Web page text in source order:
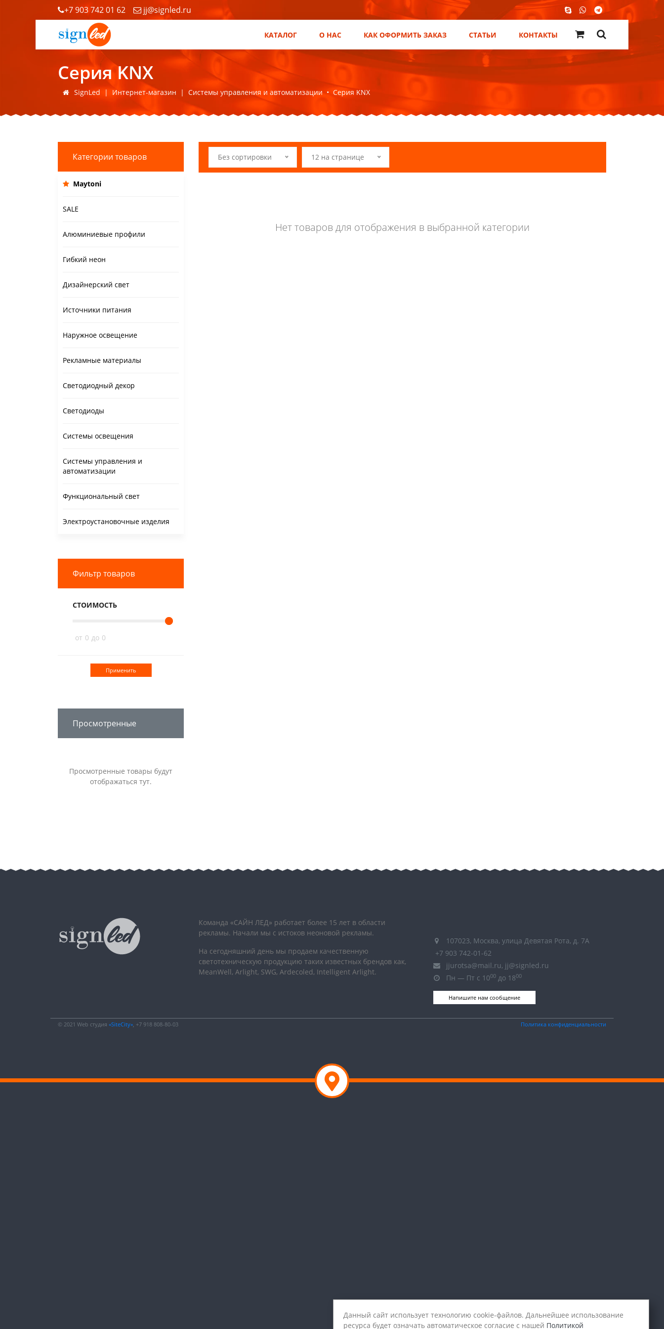
КАТАЛОГ О НАС КАК ОФОРМИТЬ ЗАКАЗ СТАТЬИ КОНТАКТЫ
+7 903 742 01 62 jj@signled.ru
Серия KNX
SignLed | Интернет-магазин | Системы управления и автоматизации • Серия KNX
Категории товаров
Maytoni
SALE
Алюминиевые профили
Гибкий неон
Дизайнерский свет
Источники питания
Наружное освещение
Рекламные материалы
Светодиодный декор
Светодиоды
Системы освещения
Системы управления и
автоматизации
Функциональный свет
Электроустановочные изделия
Фильтр товаров
СТОИМОСТЬ
от 0 до 0
Применить
Просмотренные
Просмотренные товары будут
отображаться тут.
Без сортировки 12 на странице
Нет товаров для отображения в выбранной категории
Команда «САЙН ЛЕД» работает более 15 лет в области
рекламы. Начали мы с истоков неоновой рекламы.
На сегодняшний день мы продаем качественную
светотехническую продукцию таких известных брендов как,
MeanWell, Arlight, SWG, Ardecoled, Intelligent Arlight.
107023, Москва, улица Девятая Рота, д. 7А
+7 903 742-01-62
jjurotsa@mail.ru, jj@signled.ru
Пн — Пт с 1000 до 1800
Напишите нам сообщение
© 2021 Web студия «SiteCity», +7 918 808-80-03 Политика конфиденциальности
Данный сайт использует технологию cookie-файлов. Дальнейшее использование
ресурса будет означать автоматическое согласие с нашей Политикой